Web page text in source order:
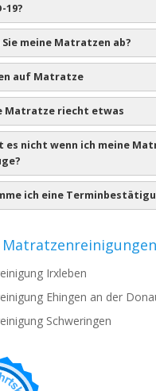
19?
Sie meine Matratzen ab?
auf Matratze
Matratze riecht etwas
es nicht wenn ich meine
ich eine
Irxleben
Ehingen an der
Schweringen